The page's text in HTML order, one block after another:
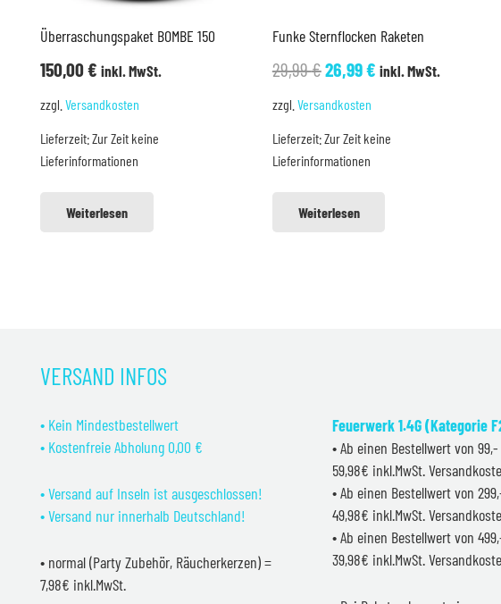
Überraschungspaket BOMBE 150
150,00€ inkl. MwSt.
zzgl. Versandkosten
Lieferzeit:Zur Zeit keine
Lieferinformationen
Weiterlesen
Funke Sternflocken Raketen
29,99€Ursprünglicher
Preis
29,99 €
26,99€Aktueller
26,99 €.
inkl. MwSt.
zzgl. Versandkosten
Lieferzeit:Zur Zeit keine
Lieferinformationen
Weiterlesen
VERSAND INFOS
• Kein Mindestbestellwert
• Kostenfreie Abholung 0,00 €
• Versand auf Inseln ist ausgeschlossen!
• Versand nur innerhalb Deutschland!
• normal (Party Zubehör, Räucherkerzen) =
7,98€ inkl.MwSt.
Feuerwerk 1.4G (Kategorie
• Ab einen Bestellwert von
59,98€ inkl.MwSt.
• Ab einen Bestellwert von
49,98€ inkl.MwSt.
• Ab einen Bestellwert von
39,98€ inkl.MwSt.